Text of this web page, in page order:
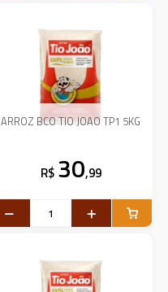
ARROZ BCO TIO JOAO TP1 5KG
R$ 30,99